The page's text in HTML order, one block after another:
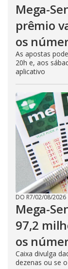
Mega-
prêmio
os
As apostas
20h e, aos
aplicativo
DO R7/02/08/2026
Mega-
97,2
os
Caixa divulga
dezenas ou se